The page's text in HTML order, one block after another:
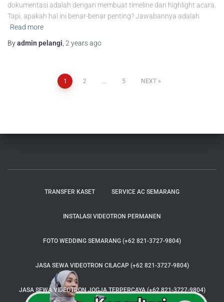
dokumentasi adalah dengan membuat timeline dan highlight acara.
Tapi, apakah hal ini benar-benar penting? Jawabannya adalah
Read more
Byadmin pelangi 2 yearsago
1 2 … 5 NEXT
TRANSFER KASET SERVICE AC SEMARANG
INSTALASI VIDEOTRON PERMANEN
FOTO WEDDING SEMARANG (+62 821-3727-9804)
JASA SEWA VIDEOTRON CILACAP (+62 821-3727-9804)
JASA SEWA VIDEOTRON JOGJA TERPERCAYA (+62 821-3727-9804)